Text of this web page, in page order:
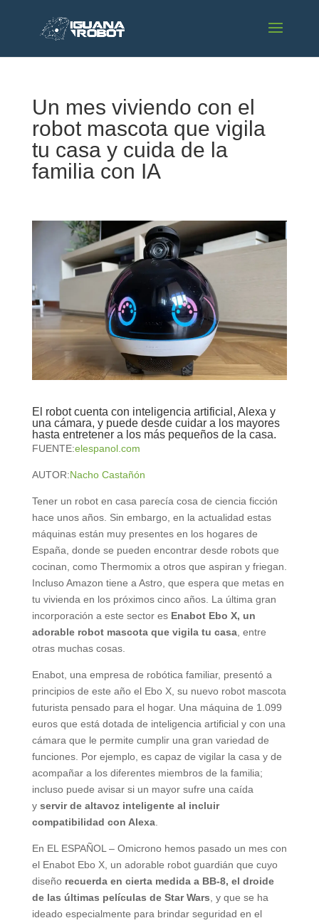
Un mes viviendo con el
robot mascota que vigila
tu casa y cuida de la
familia con IA
El robot cuenta con inteligencia artificial, Alexa y
una cámara, y puede desde cuidar a los mayores
hasta entretener a los más pequeños de la casa.
FUENTE:elespanol.com
AUTOR:Nacho Castañón
Tener un robot en casa parecía cosa de ciencia ficción
hace unos años. Sin embargo, en la actualidad estas
máquinas están muy presentes en los hogares de
España, donde se pueden encontrar desde robots que
cocinan, como Thermomix a otros que aspiran y friegan.
Incluso Amazon tiene a Astro, que espera que metas en
tu vivienda en los próximos cinco años. La última gran
incorporación a este sector es Enabot Ebo X, un
adorable robot mascota que vigila tu casa, entre
otras muchas cosas.
Enabot, una empresa de robótica familiar, presentó a
principios de este año el Ebo X, su nuevo robot mascota
futurista pensado para el hogar. Una máquina de 1.099
euros que está dotada de inteligencia artificial y con una
cámara que le permite cumplir una gran variedad de
funciones. Por ejemplo, es capaz de vigilar la casa y de
acompañar a los diferentes miembros de la familia;
incluso puede avisar si un mayor sufre una caída
yservir de altavoz inteligente al incluir
compatibilidad con Alexa.
En EL ESPAÑOL – Omicrono hemos pasado un mes con
el Enabot Ebo X, un adorable robot guardián que cuyo
diseño recuerda en cierta medida a BB-8, el droide
de las últimas películas de Star Wars , y que se ha
ideado especialmente para brindar seguridad en el